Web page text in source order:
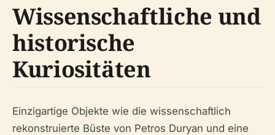
Wissenschaftliche und
historische
Kuriositäten
Einzigartige Objekte wie die wissenschaftlich
rekonstruierte Büste von Petros Duryan und eine